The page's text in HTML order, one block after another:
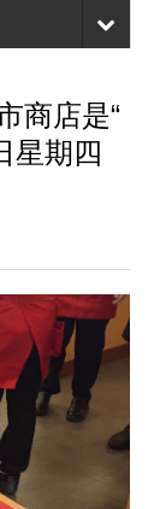
商店是“
星期四